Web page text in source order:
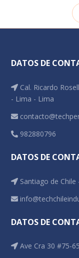
DATOS DE
Cal. Ricardo
- Lima - Lima
982880796
DATOS DE
Santiago de Chile
DATOS DE
Ave Cra 30 #75-